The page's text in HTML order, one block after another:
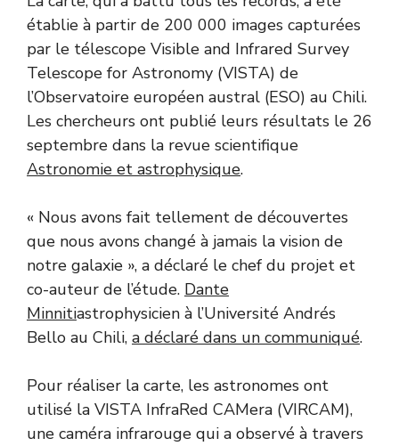
établie à partir de 200 000 images capturées
par le télescope Visible and Infrared Survey
Telescope for Astronomy (VISTA) de
l’Observatoire européen austral (ESO) au Chili.
Les chercheurs ont publié leurs résultats le 26
septembre dans la revue scientifique
Astronomie et astrophysique.
« Nous avons fait tellement de découvertes
que nous avons changé à jamais la vision de
notre galaxie », a déclaré le chef du projet et
co-auteur de l’étude. Dante
Minnitiastrophysicien à l’Université Andrés
Bello au Chili, a déclaré dans un communiqué.
Pour réaliser la carte, les astronomes ont
utilisé la VISTA InfraRed CAMera (VIRCAM),
une caméra infrarouge qui a observé à travers